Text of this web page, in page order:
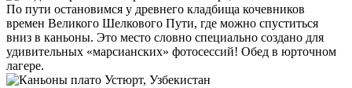
По пути остановимся у древнего кладбища кочевников
времен Великого Шелкового Пути, где можно спуститься
вниз в каньоны. Это место словно специально создано для
удивительных «марсианских» фотосессий! Обед в юрточном
лагере.